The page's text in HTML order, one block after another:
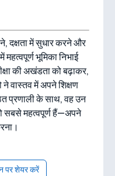
दक्षता में सुधार करने और
भूमिका निभाई
की अखंडता को बढ़ाकर,
वास्तव में अपने शिक्षण
प्रणाली के साथ, वह उन
सबसे महत्वपूर्ण हैं—अपने
पर शेयर करें